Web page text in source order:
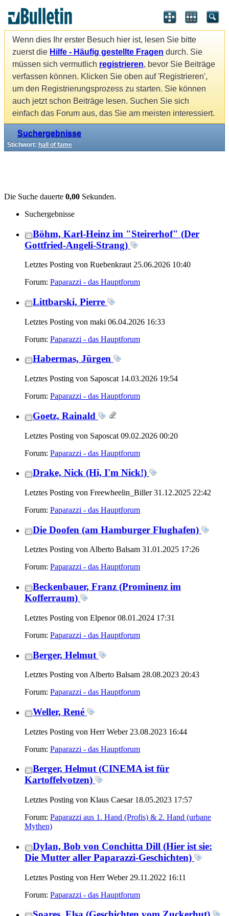
Wenn dies Ihr erster Besuch hier ist, lesen Sie bitte
zuerst die Hilfe - Häufig gestellte Fragen durch. Sie
müssen sich vermutlich registrieren, bevor Sie Beiträge
verfassen können. Klicken Sie oben auf 'Registrieren',
um den Registrierungsprozess zu starten. Sie können
auch jetzt schon Beiträge lesen. Suchen Sie sich
einfach das Forum aus, das Sie am meisten interessiert.
Suchergebnisse
Stichwort: hall of fame
Die Suche dauerte 0,00 Sekunden.
Suchergebnisse
Böhm, Karl-Heinz im "Steirerhof" (Der
Gottfried-Angeli-Strang)
Letztes Posting von Ruebenkraut 25.06.2026 10:40
Forum: Paparazzi - das Hauptforum
Littbarski, Pierre
Letztes Posting von maki 06.04.2026 16:33
Forum: Paparazzi - das Hauptforum
Habermas, Jürgen
Letztes Posting von Saposcat 14.03.2026 19:54
Forum: Paparazzi - das Hauptforum
Goetz, Rainald
Letztes Posting von Saposcat 09.02.2026 00:20
Forum: Paparazzi - das Hauptforum
Drake, Nick (Hi, I'm Nick!)
Letztes Posting von Freewheelin_Biller 31.12.2025 22:42
Forum: Paparazzi - das Hauptforum
Die Doofen (am Hamburger Flughafen)
Letztes Posting von Alberto Balsam 31.01.2025 17:26
Forum: Paparazzi - das Hauptforum
Beckenbauer, Franz (Prominenz im
Kofferraum)
Letztes Posting von Elpenor 08.01.2024 17:31
Forum: Paparazzi - das Hauptforum
Berger, Helmut
Letztes Posting von Alberto Balsam 28.08.2023 20:43
Forum: Paparazzi - das Hauptforum
Weller, René
Letztes Posting von Herr Weber 23.08.2023 16:44
Forum: Paparazzi - das Hauptforum
Berger, Helmut (CINEMA ist für
Kartoffelvotzen)
Letztes Posting von Klaus Caesar 18.05.2023 17:57
Forum: Paparazzi aus 1. Hand (Profis) & 2. Hand (urbane
Mythen)
Dylan, Bob von Conchitta Dill (Hier ist sie:
Die Mutter aller Paparazzi-Geschichten)
Letztes Posting von Herr Weber 29.11.2022 16:11
Forum: Paparazzi - das Hauptforum